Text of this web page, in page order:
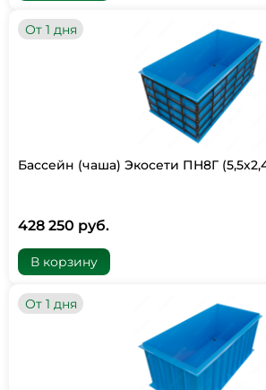
От 1 дня
Бассейн (чаша) Экосети ПН8Г
428 250 руб.
В корзину
От 1 дня